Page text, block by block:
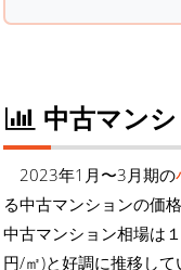
中古マン
2023年1月〜3月期の
る中古マンションの価
中古マンション相場は
円/㎡)と好調に推移し